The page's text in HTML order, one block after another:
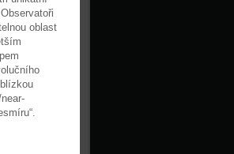
oblast